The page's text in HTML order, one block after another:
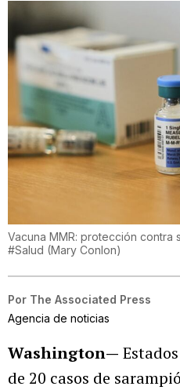
Vacuna MMR: protección contra
#Salud (Mary Conlon)
Por The Associated Press
Agencia de noticias
Washington—
de 20 casos de